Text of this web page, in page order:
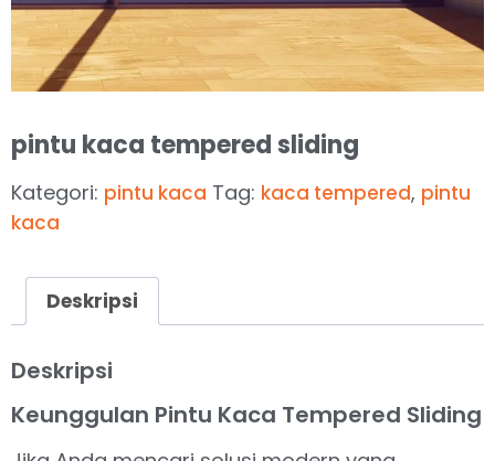
pintu kaca tempered sliding
Kategori: pintu kaca Tag: kaca tempered, pintu
kaca
Deskripsi
Deskripsi
Keunggulan Pintu Kaca Tempered Sliding